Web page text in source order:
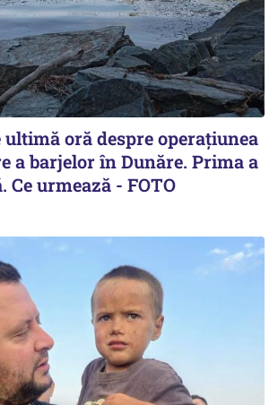
oră despre operațiunea
a barjelor în Dunăre. Prima a
urmează - FOTO